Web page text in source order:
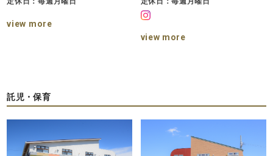
view more
view more
託児・保育